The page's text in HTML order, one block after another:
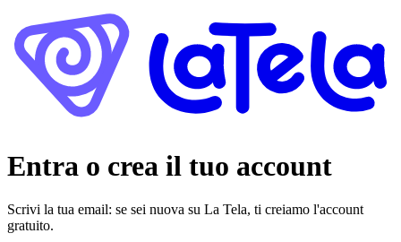
Entra o crea il tuo account
Scrivi la tua email: se sei nuova su La Tela, ti creiamo l'account
gratuito.